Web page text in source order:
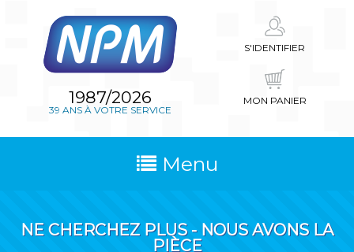
1987/2026
39 ANS À VOTRE SERVICE
S'IDENTIFIER
MON PANIER
Menu
NE CHERCHEZ PLUS - NOUS AVONS LA
PIÈCE